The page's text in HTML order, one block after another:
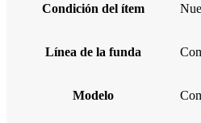
Condición del ítem
Línea de la funda
Modelo